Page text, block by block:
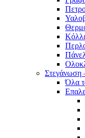
Στεγάνωση
Όλα